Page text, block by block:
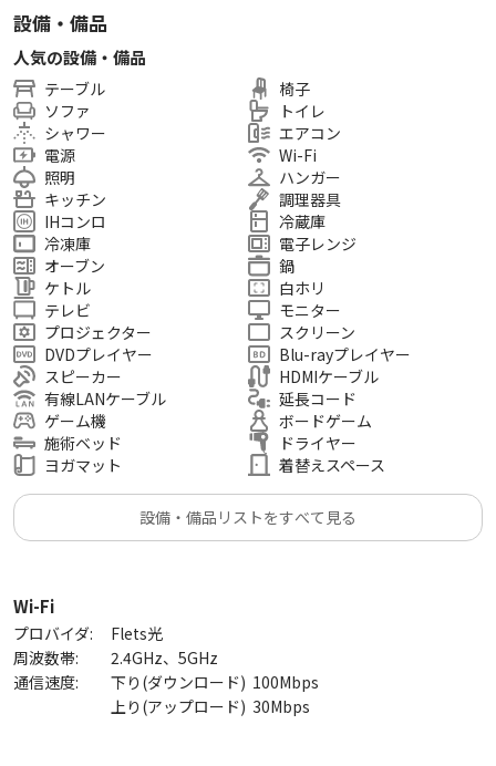
🌟禁止事項🌟🌟🌟🌟🌟🌟🌟🌟🌟🌟
※必ず本文をご利用者全員に転送下さい
※施設は他人の大切な資産な事を忘れずに！
【注意】常時共用施設。個室＆貸切使用不可！
※警察弁護士指導の下、安全の為違反厳重対処
🌟🌟立地抜群・エレベータ付🌟🌟🌟🌟🌟
⭕️繁華街ど真ん中！⭕️駅1分【丸井伊勢丹0分】
🎉新宿三丁目駅1分新宿駅5分アクセス抜群🚶‍♀️
☕スタバ目の前伊勢丹丸井0分歌舞伎町2分！
🍺飲食店目の前。デパートスグ❣❣
🌟🌟人数と目安※要写真確認🌟🌟🌟🌟🌟
※床に設置しない工夫で6畳空間2,2x2.3m実現
1－2名 ゆったり利用可(横たわって映画鑑賞可)
3－4名 適度な広さ(それなりに快適)
5－6名 狭い【荷物極少量】居酒屋カフェ同等
7－8名 超狭【荷物無理】狭小混雑居酒屋同等
🌟🌟🌟絶対禁止事項（カッコ内＝補足）🌟
🚫禁止＆法律違反事項🚫高額違約額は規約参照
未清掃退出（掃除機での清掃必須、生ゴミ注意）
喫煙(電子、シーシャ含。営業停止の業務妨害)
人数超過(詐欺など違法違約行為)
時間外使用(不法行為。1秒単位で時間厳守)
0-9時内の3名以上の使用(超過人数は退去する事)
設備・備品
人気の設備・備品
テーブル
ソファ
シャワー
電源
照明
キッチン
IHコンロ
冷凍庫
オーブン
ケトル
テレビ
プロジェクター
DVDプレイヤー
スピーカー
有線LANケーブル
ゲーム機
施術ベッド
ヨガマット
椅子
トイレ
エアコン
Wi-Fi
ハンガー
調理器具
冷蔵庫
電子レンジ
鍋
白ホリ
モニター
スクリーン
Blu-rayプレイヤー
HDMIケーブル
延長コード
ボードゲーム
ドライヤー
着替えスペース
設備・備品リストをすべて見る
Wi-Fi
プロバイダ:
Flets光
周波数帯:
2.4GHz、5GHz
通信速度:
下り(ダウンロード) 100Mbps
上り(アップロード) 30Mbps